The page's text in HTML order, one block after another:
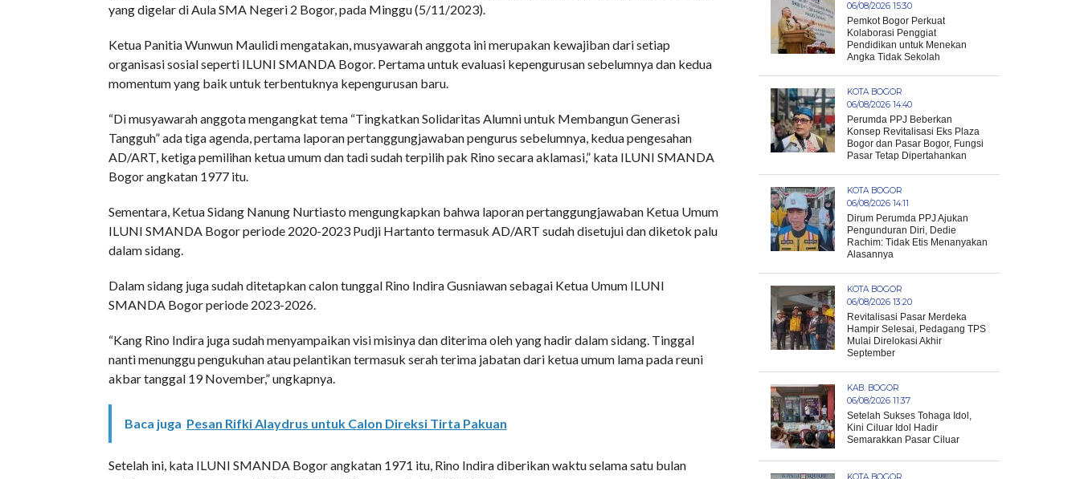
yang digelar di Aula SMA Negeri 2 Bogor, pada Minggu (5/11/2023).
Ketua Panitia Wunwun Maulidi mengatakan, musyawarah anggota ini merupakan kewajiban dari setiap
organisasi sosial seperti ILUNI SMANDA Bogor. Pertama untuk evaluasi kepengurusan sebelumnya dan kedua
momentum yang baik untuk terbentuknya kepengurusan baru.
“Di musyawarah anggota mengangkat tema “Tingkatkan Solidaritas Alumni untuk Membangun Generasi
Tangguh” ada tiga agenda, pertama laporan pertanggungjawaban pengurus sebelumnya, kedua pengesahan
AD/ART, ketiga pemilihan ketua umum dan tadi sudah terpilih pak Rino secara aklamasi,” kata ILUNI SMANDA
Bogor angkatan 1977 itu.
Sementara, Ketua Sidang Nanung Nurtiasto mengungkapkan bahwa laporan pertanggungjawaban Ketua Umum
ILUNI SMANDA Bogor periode 2020-2023 Pudji Hartanto termasuk AD/ART sudah disetujui dan diketok palu
dalam sidang.
Dalam sidang juga sudah ditetapkan calon tunggal Rino Indira Gusniawan sebagai Ketua Umum ILUNI
SMANDA Bogor periode 2023-2026.
“Kang Rino Indira juga sudah menyampaikan visi misinya dan diterima oleh yang hadir dalam sidang. Tinggal
nanti menunggu pengukuhan atau pelantikan termasuk serah terima jabatan dari ketua umum lama pada reuni
akbar tanggal 19 November,” ungkapnya.
Baca juga Pesan Rifki Alaydrus untuk Calon Direksi Tirta Pakuan
Setelah ini, kata ILUNI SMANDA Bogor angkatan 1971 itu, Rino Indira diberikan waktu selama satu bulan
06/08/2026 15:30
Pemkot Bogor Perkuat
Kolaborasi Penggiat
Pendidikan untuk Menekan
Angka Tidak Sekolah
KOTA BOGOR
06/08/2026 14:40
Perumda PPJ Beberkan
Konsep Revitalisasi Eks Plaza
Bogor dan Pasar Bogor, Fungsi
Pasar Tetap Dipertahankan
KOTA BOGOR
06/08/2026 14:11
Dirum Perumda PPJ Ajukan
Pengunduran Diri, Dedie
Rachim: Tidak Etis Menanyakan
Alasannya
KOTA BOGOR
06/08/2026 13:20
Revitalisasi Pasar Merdeka
Hampir Selesai, Pedagang TPS
Mulai Direlokasi Akhir
September
KAB. BOGOR
06/08/2026 11:37
Setelah Sukses Tohaga Idol,
Kini Ciluar Idol Hadir
Semarakkan Pasar Ciluar